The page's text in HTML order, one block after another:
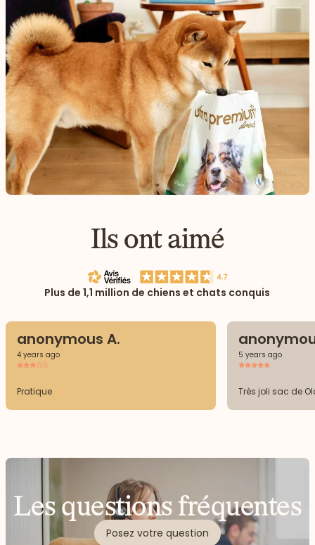
Ils ont aimé
Plus de 1,1 million de chiens et chats conquis
anonymous A.
4 years ago
Pratique
5 years ago
Très joli sac de
Les questions fréquentes
Posez votre question